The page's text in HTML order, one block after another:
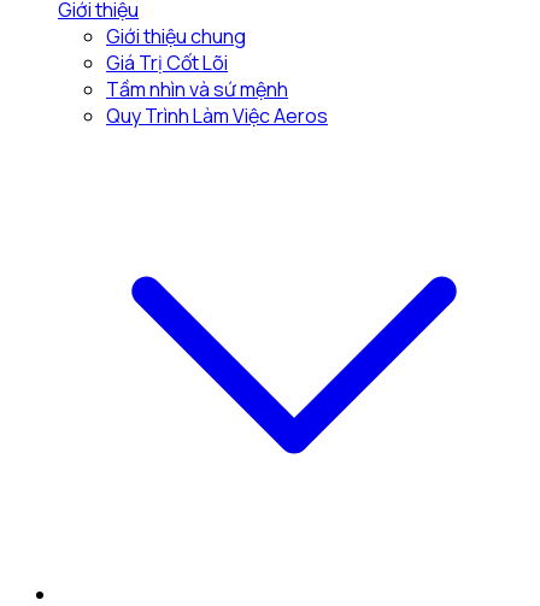
Giới thiệu
Giới thiệu chung
Giá Trị Cốt Lõi
Tầm nhìn và sứ mệnh
Quy Trình Làm Việc Aeros